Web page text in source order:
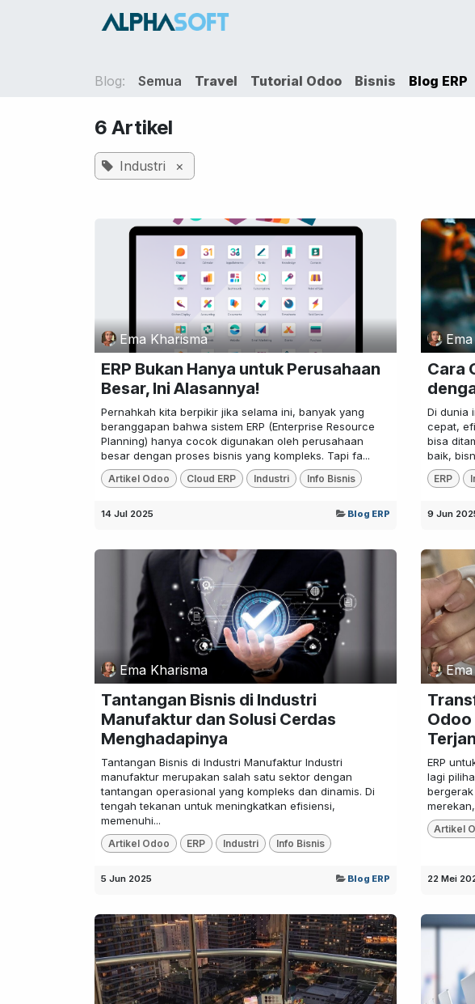
Blog: Semua Travel Tutorial Odoo Bisnis Blog ERP
6 Artikel
Industri ×
Ema Kharisma
ERP Bukan Hanya untuk Perusahaan
Besar, Ini Alasannya!
Pernahkah kita berpikir jika selama ini, banyak yang
beranggapan bahwa sistem ERP (Enterprise Resource
Planning) hanya cocok digunakan oleh perusahaan
besar dengan proses bisnis yang kompleks. Tapi fa...
Artikel Odoo Cloud ERP Industri Info Bisnis
14 Jul 2025 Blog ERP
Cara
Di dunia
cepat,
bisa
baik,
ERP
9 Jun
Ema Kharisma
Tantangan Bisnis di Industri
Manufaktur dan Solusi Cerdas
Menghadapinya
Tantangan Bisnis di Industri Manufaktur Industri
manufaktur merupakan salah satu sektor dengan
tantangan operasional yang kompleks dan dinamis. Di
tengah tekanan untuk meningkatkan efisiensi,
memenuhi...
Artikel Odoo ERP Industri Info Bisnis
5 Jun 2025 Blog ERP
Odoo
ERP
lagi
Artikel
22 Mei